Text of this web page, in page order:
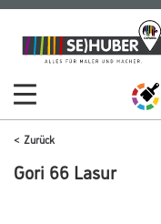
Zum
Inhalt
Zum
Navigationsmenü
Zurück
Gori 66 Lasur